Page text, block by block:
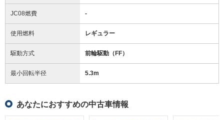
JC08燃費 -
使用燃料 レギュラー
駆動方式 前輪駆動（FF）
最小回転半径 5.3m
あなたにおすすめの中古車情報